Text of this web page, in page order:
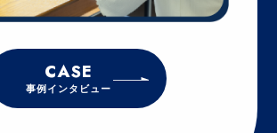
CASE
事例インタビュー